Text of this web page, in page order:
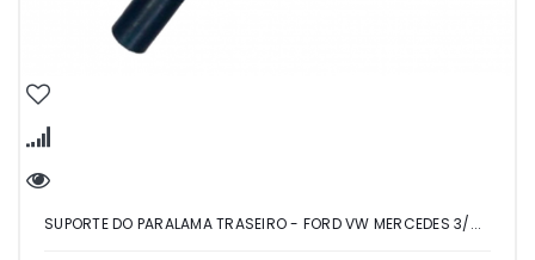
SUPORTE DO PARALAMA TRASEIRO - FORD VW MERCEDES 3/...